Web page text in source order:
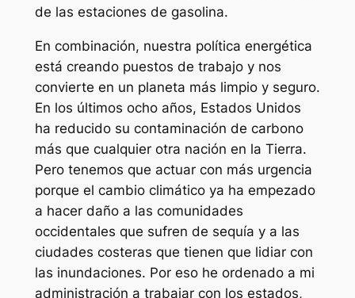
de las estaciones de gasolina.
En combinación, nuestra política energética
está creando puestos de trabajo y nos
convierte en un planeta más limpio y seguro.
En los últimos ocho años, Estados Unidos
ha reducido su contaminación de carbono
más que cualquier otra nación en la Tierra.
Pero tenemos que actuar con más urgencia
porque el cambio climático ya ha empezado
a hacer daño a las comunidades
occidentales que sufren de sequía y a las
ciudades costeras que tienen que lidiar con
las inundaciones. Por eso he ordenado a mi
administración a trabajar con los estados,